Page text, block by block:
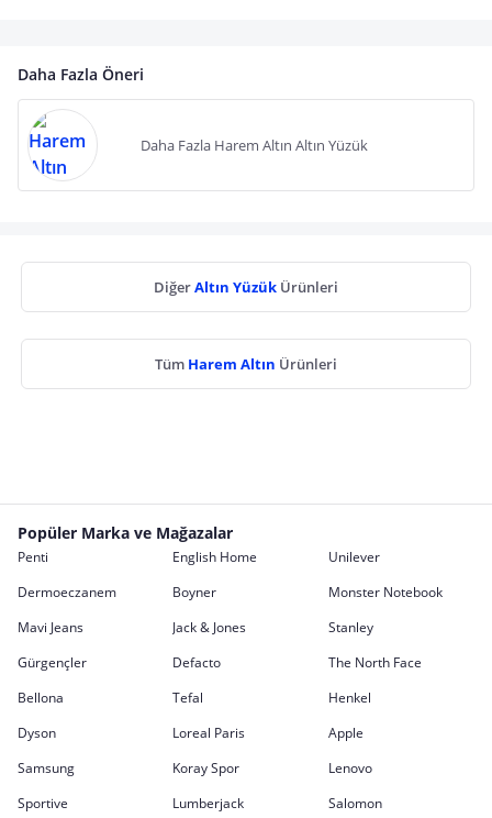
Daha Fazla Öneri
Daha Fazla Harem Altın Altın Yüzük
DiğerAltın Yüzük Ürünleri
Tüm Harem Altın Ürünleri
Popüler Marka ve Mağazalar
Penti English Home
Unilever
Dermoeczanem
Boyner
Monster Notebook
Mavi Jeans
Jack & Jones
Stanley
Gürgençler
Defacto
The North Face
Bellona
Tefal
Henkel
Dyson
Loreal Paris
Apple
Samsung
Koray Spor
Lenovo
Sportive
Lumberjack Salomon